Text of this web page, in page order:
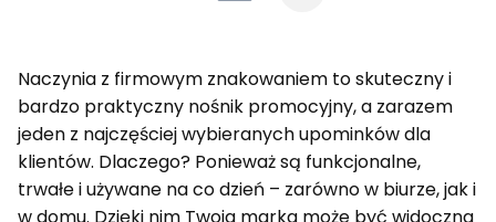
Naczynia z firmowym znakowaniem to skuteczny i
bardzo praktyczny nośnik promocyjny, a zarazem
jeden z najczęściej wybieranych upominków dla
klientów. Dlaczego? Ponieważ są funkcjonalne,
trwałe i używane na co dzień – zarówno w biurze, jak i